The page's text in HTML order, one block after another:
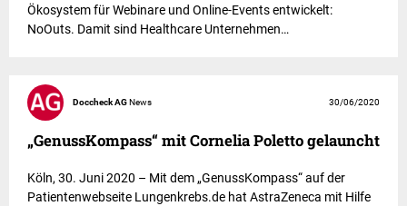
Ökosystem für Webinare und Online-Events entwickelt:
NoOuts. Damit sind Healthcare Unternehmen…
Doccheck AGNews 30/06/2020
„GenussKompass“ mit Cornelia Poletto gelauncht
Köln, 30. Juni 2020 – Mit dem „GenussKompass“ auf der
Patientenwebseite Lungenkrebs.de hat AstraZeneca mit Hilfe